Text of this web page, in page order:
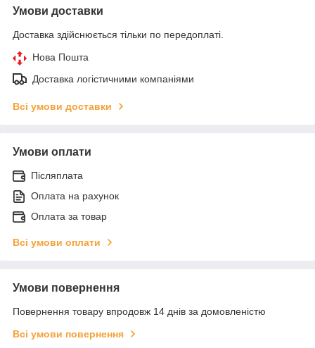
Умови доставки
Доставка здійснюється тільки по передоплаті.
Нова Пошта
Доставка логістичними компаніями
Всі умови доставки
Умови оплати
Післяплата
Оплата на рахунок
Оплата за товар
Всі умови оплати
Умови повернення
Повернення товару впродовж 14 днів за домовленістю
Всі умови повернення